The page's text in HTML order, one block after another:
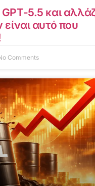
5.5 και
αυτό που
Comments